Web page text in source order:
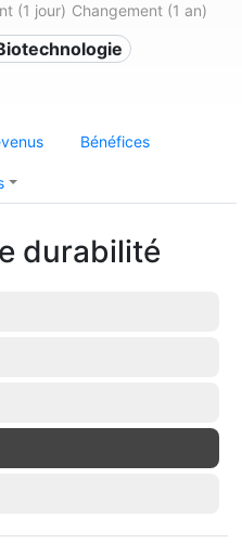
(1 jour) Changement (1 an)
Bénéfices
durabilité